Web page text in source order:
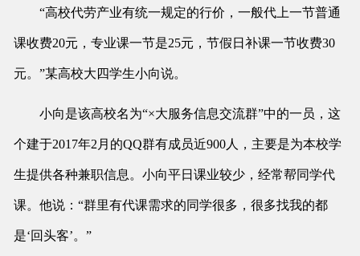
“高校代劳产业有统一规定的行价，一般代上一节普通
课收费20元，专业课一节是25元，节假日补课一节收费30
元。”某高校大四学生小向说。
小向是该高校名为“×大服务信息交流群”中的一员，这
个建于2017年2月的QQ群有成员近900人，主要是为本校学
生提供各种兼职信息。小向平日课业较少，经常帮同学代
课。他说：“群里有代课需求的同学很多，很多找我的都
是‘回头客’。”